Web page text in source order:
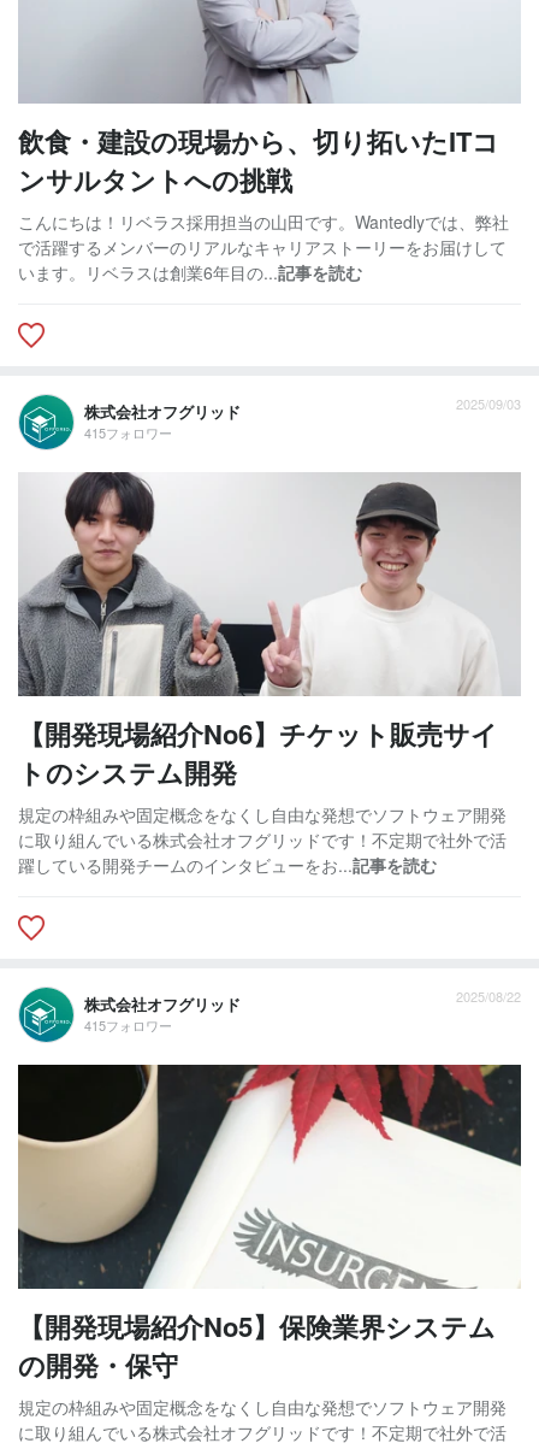
飲食・建設の現場から、切り拓いたITコ
ンサルタントへの挑戦
こんにちは！リベラス採用担当の山田です。Wantedlyでは、弊社
で活躍するメンバーのリアルなキャリアストーリーをお届けして
います。リベラスは創業6年目の...記事を読む
株式会社オフグリッド
415フォロワー
2025/09/03
【開発現場紹介No6】チケット販売サイ
トのシステム開発
規定の枠組みや固定概念をなくし自由な発想でソフトウェア開発
に取り組んでいる株式会社オフグリッドです！不定期で社外で活
躍している開発チームのインタビューをお...記事を読む
株式会社オフグリッド
415フォロワー
2025/08/22
【開発現場紹介No5】保険業界システム
の開発・保守
規定の枠組みや固定概念をなくし自由な発想でソフトウェア開発
に取り組んでいる株式会社オフグリッドです！不定期で社外で活